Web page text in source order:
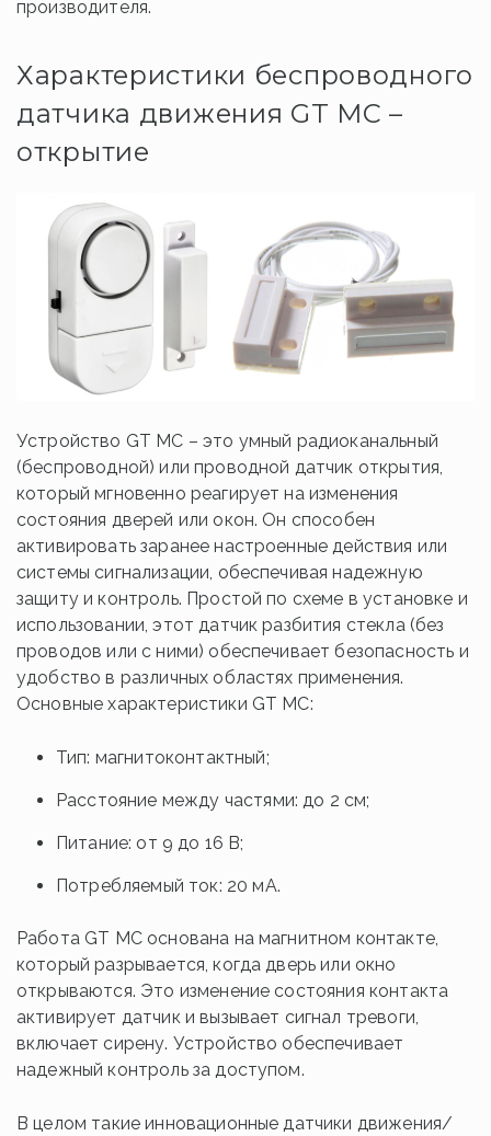
производителя.
Характеристики беспроводного
датчика движения GT MC –
открытие
Устройство GT MC – это умный радиоканальный
(беспроводной) или проводной датчик открытия,
который мгновенно реагирует на изменения
состояния дверей или окон. Он способен
активировать заранее настроенные действия или
системы сигнализации, обеспечивая надежную
защиту и контроль. Простой по схеме в установке и
использовании, этот датчик разбития стекла (без
проводов или с ними) обеспечивает безопасность и
удобство в различных областях применения.
Основные характеристики GT MC:
Тип: магнитоконтактный;
Расстояние между частями: до 2 см;
Питание: от 9 до 16 В;
Потребляемый ток: 20 мА.
Работа GT MC основана на магнитном контакте,
который разрывается, когда дверь или окно
открываются. Это изменение состояния контакта
активирует датчик и вызывает сигнал тревоги,
включает сирену. Устройство обеспечивает
надежный контроль за доступом.
В целом такие инновационные датчики движения/